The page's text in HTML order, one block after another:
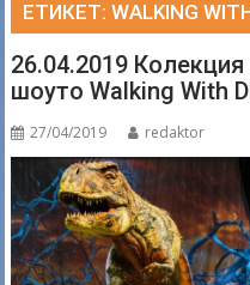
ЕТИКЕТ:WALKING
26.04.2019
шоуто Walking With
27/04/2019 redaktor